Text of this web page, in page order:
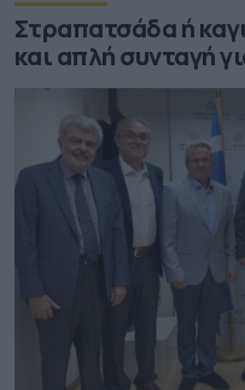
Στραπατσάδα ή
και απλή συνταγή